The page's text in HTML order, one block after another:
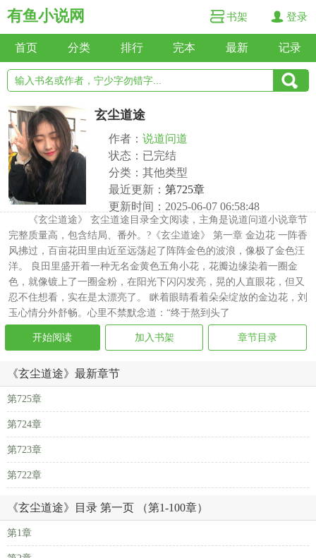
有鱼小说网 书架 登录
首页 分类 排行 完本 最新 记录
玄尘道途
作者： 说道问道
状态：已完结
分类：其他类型
最近更新： 第725章
更新时间：2025-06-07 06:58:48
《玄尘道途》 玄尘道途目录全文阅读，主角是说道问道小说章节
完整质量高，包含结局、番外。?《玄尘道途》 第一章 金边花 一阵香
风拂过，百亩花田里由近至远荡起了阵阵金色的波浪，像极了金色汪
洋。 良田里盛开着一种无名金黄色五角小花，花瓣边缘染着一圈金
色，就像镀上了一圈金粉，在阳光下闪闪发亮，晃的人直眼花，但又
忍不住想看，实在是太漂亮了。 眯着眼睛看着朵朵绽放的金边花，刘
玉心情分外舒畅。心里不禁默念道：“终于熬到头了
开始阅读 加入书架 章节目录
《玄尘道途》最新章节
第725章
第724章
第723章
第722章
《玄尘道途》目录 第一页 （第1-100章）
第1章